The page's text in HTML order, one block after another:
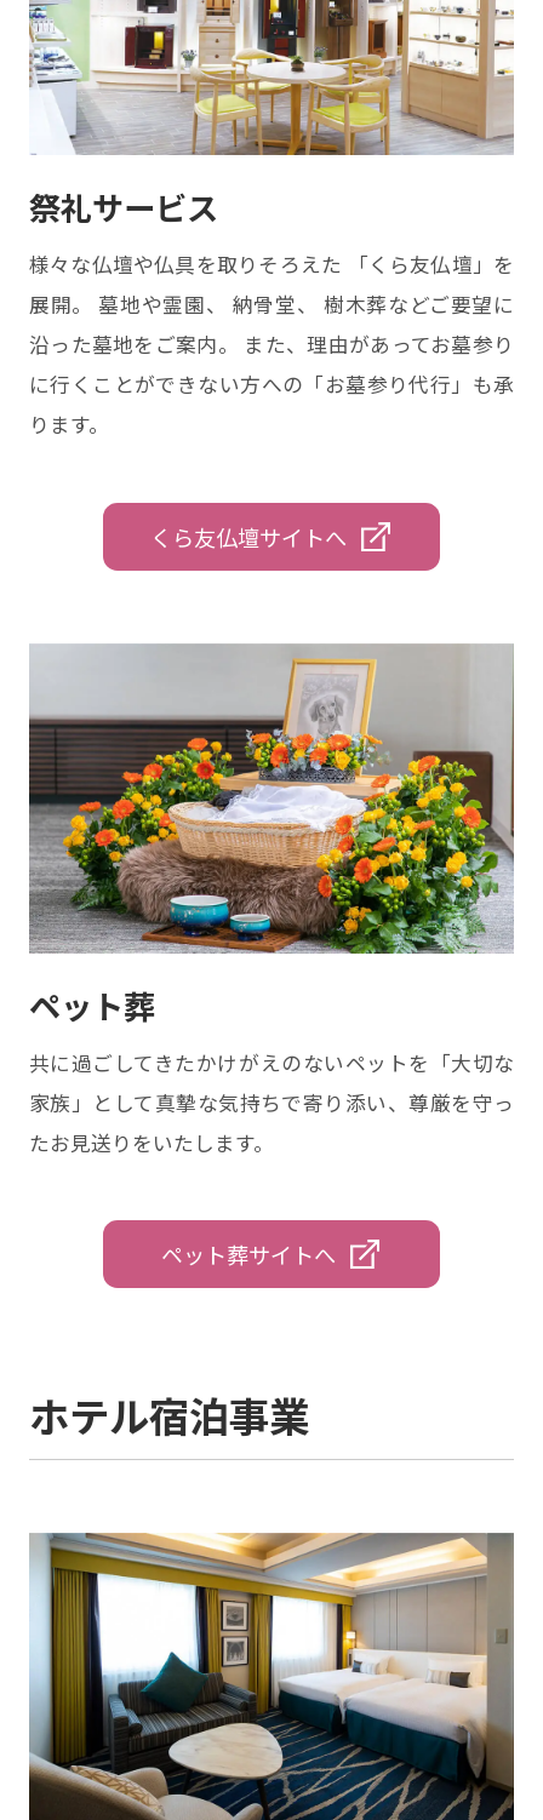
祭礼サービス
様々な仏壇や仏具を取りそろえた 「くら友仏壇」を
展開。 墓地や霊園、 納骨堂、 樹木葬などご要望に
沿った墓地をご案内。 また、理由があってお墓参り
に行くことができない方への「お墓参り代行」も承
ります。
くら友仏壇サイトへ
ペット葬
共に過ごしてきたかけがえのないペットを「大切な
家族」として真摯な気持ちで寄り添い、尊厳を守っ
たお見送りをいたします。
ペット葬サイトへ
ホテル宿泊事業